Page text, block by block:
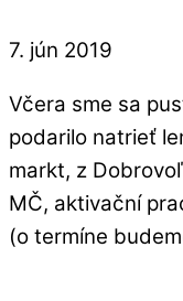
7. jún 2019
Včera sme sa
podarilo natrieť
markt, z
MČ, aktivační
(o termíne